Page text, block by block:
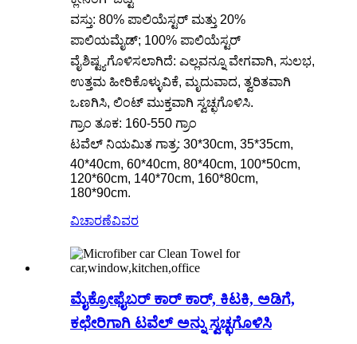
ವಸ್ತು: 80% ಪಾಲಿಯೆಸ್ಟರ್ ಮತ್ತು 20%
ಪಾಲಿಯಮೈಡ್; 100% ಪಾಲಿಯೆಸ್ಟರ್
ವೈಶಿಷ್ಟ್ಯಗೊಳಿಸಲಾಗಿದೆ: ಎಲ್ಲವನ್ನೂ ವೇಗವಾಗಿ, ಸುಲಭ,
ಉತ್ತಮ ಹೀರಿಕೊಳ್ಳುವಿಕೆ, ಮೃದುವಾದ, ತ್ವರಿತವಾಗಿ
ಒಣಗಿಸಿ, ಲಿಂಟ್ ಮುಕ್ತವಾಗಿ ಸ್ವಚ್ಛಗೊಳಿಸಿ.
ಗ್ರಾಂ ತೂಕ: 160-550 ಗ್ರಾಂ
ಟವೆಲ್ ನಿಯಮಿತ ಗಾತ್ರ: 30*30cm, 35*35cm,
40*40cm, 60*40cm, 80*40cm, 100*50cm,
120*60cm, 140*70cm, 160*80cm,
180*90cm.
ವಿಚಾರಣೆವಿವರ
ಮೈಕ್ರೋಫೈಬರ್ ಕಾರ್ ಕಾರ್, ಕಿಟಕಿ, ಅಡಿಗೆ,
ಕಛೇರಿಗಾಗಿ ಟವೆಲ್ ಅನ್ನು ಸ್ವಚ್ಛಗೊಳಿಸಿ